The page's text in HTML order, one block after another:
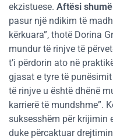
ekzistuese. Aftësi
pasur një ndikim të
kërkuara”, thotë Dorina
mundur të rinjve të
t’i përdorin ato në
gjasat e tyre të
të rinjve u është dhënë
karrierë të mundshme”.
suksesshëm për krijimin
duke përcaktuar